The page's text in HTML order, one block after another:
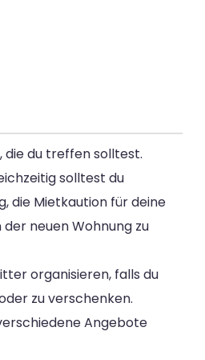
die du treffen solltest.
solltest du
die Mietkaution für deine
neuen Wohnung zu
organisieren, falls du
zu verschenken.
Angebote